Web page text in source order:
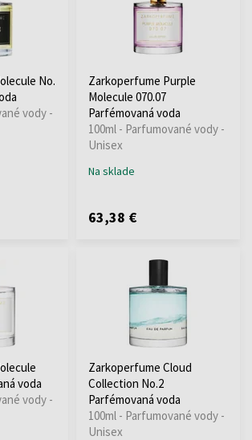
No.
vody -
Zarkoperfume Purple
Molecule 070.07
Parfémovaná voda
100ml - Parfumované vody -
Unisex
Na sklade
63,38 €
voda
vody -
Zarkoperfume Cloud
Collection No.2
Parfémovaná voda
100ml - Parfumované vody -
Unisex